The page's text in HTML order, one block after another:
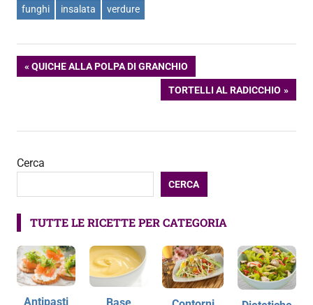
funghi insalata verdure
Navigazione
ARTICOLO
QUICHE ALLA POLPA DI GRANCHIO
ARTICOLO
SUCCESSIVO:
TORTELLI AL RADICCHIO
Cerca
CERCA
TUTTE LE RICETTE PER CATEGORIA
Antipasti